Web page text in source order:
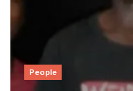
People